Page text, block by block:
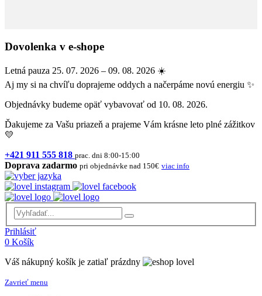
Dovolenka v e-shope
Letná pauza 25. 07. 2026 – 09. 08. 2026 ☀️
Aj my si na chvíľu doprajeme oddych a načerpáme novú energiu ✨
Objednávky budeme opäť vybavovať od 10. 08. 2026.
Ďakujeme za Vašu priazeň a prajeme Vám krásne leto plné zážitkov
💛
+421 911 555 818 prac. dni 8:00-15:00
Doprava zadarmo pri objednávke nad 150€ viac info
Prihlásiť
0 Košík
Váš nákupný košík je zatiaľ prázdny
Zavrieť menu